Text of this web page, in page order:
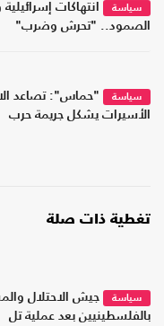
سياسة
انتهاكات
الصمود.. "تحرش وضرب"
سياسة
"حماس": تصاعد
الأسيرات يشكل جريمة حرب
تغطية ذات صلة
سياسة
جيش الاحتلال
بالفلسطينيين بعد عملية تل